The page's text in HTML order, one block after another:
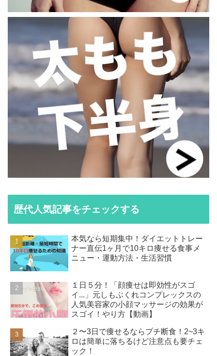
歴代人気記事をチェックする
本気なら短期集中！ダイエットトレー
ナー直伝1ヶ月で10キロ痩せる食事メ
ニュー・運動方法・生活習慣
１日５分！「顔痩せは即効性がスゴ
イ...」元しもぶくれコンプレックスの
人気美容家の小顔マッサージの効果が
スゴイ！やり方【動画】
２〜3日で痩せるならプチ断食！2~3キ
ロは簡単に落ちるけど注意点も要チェ
ック！